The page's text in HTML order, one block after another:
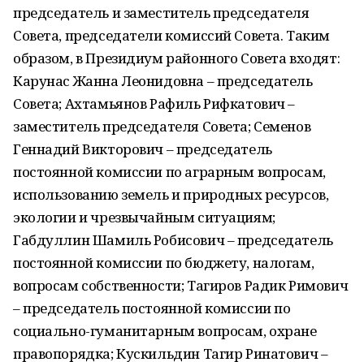
председатель и заместитель председателя
Совета, председатели комиссий Совета. Таким
образом, в Президиум районного Совета входят:
Карунас Жанна Леонидовна – председатель
Совета; Ахтамьянов Рафиль Рифкатович –
заместитель председателя Совета; Семенов
Геннадий Викторович – председатель
постоянной комиссии по аграрным вопросам,
использованию земель и природных ресурсов,
экологии и чрезвычайным ситуациям;
Габдуллин Шамиль Робисович – председатель
постоянной комиссии по бюджету, налогам,
вопросам собственности; Тагиров Радик Римович
– председатель постоянной комиссии по
социально-гуманитарным вопросам, охране
правопорядка; Кускильдин Тагир Ринатович –